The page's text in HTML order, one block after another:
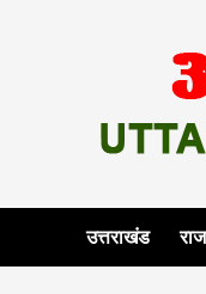
उत्तराखंड